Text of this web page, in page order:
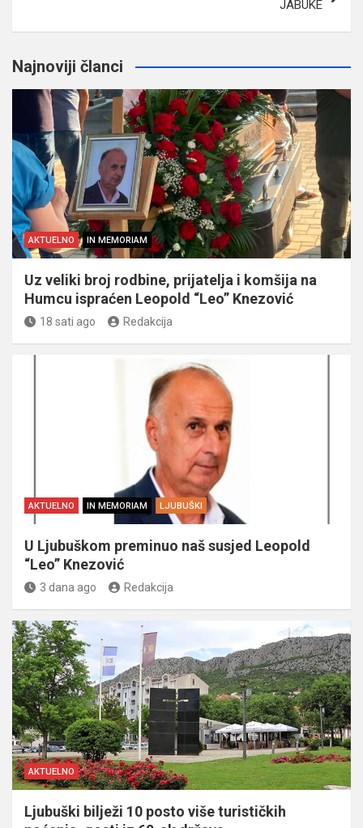
JABUKE
Najnoviji članci
AKTUELNO IN MEMORIAM
Uz veliki broj rodbine, prijatelja i komšija na
Humcu ispraćen Leopold “Leo” Knezović
18 sati ago Redakcija
AKTUELNO IN MEMORIAM LJUBUŠKI
U Ljubuškom preminuo naš susjed Leopold
“Leo” Knezović
3 dana ago Redakcija
AKTUELNO
Ljubuški bilježi 10 posto više turističkih